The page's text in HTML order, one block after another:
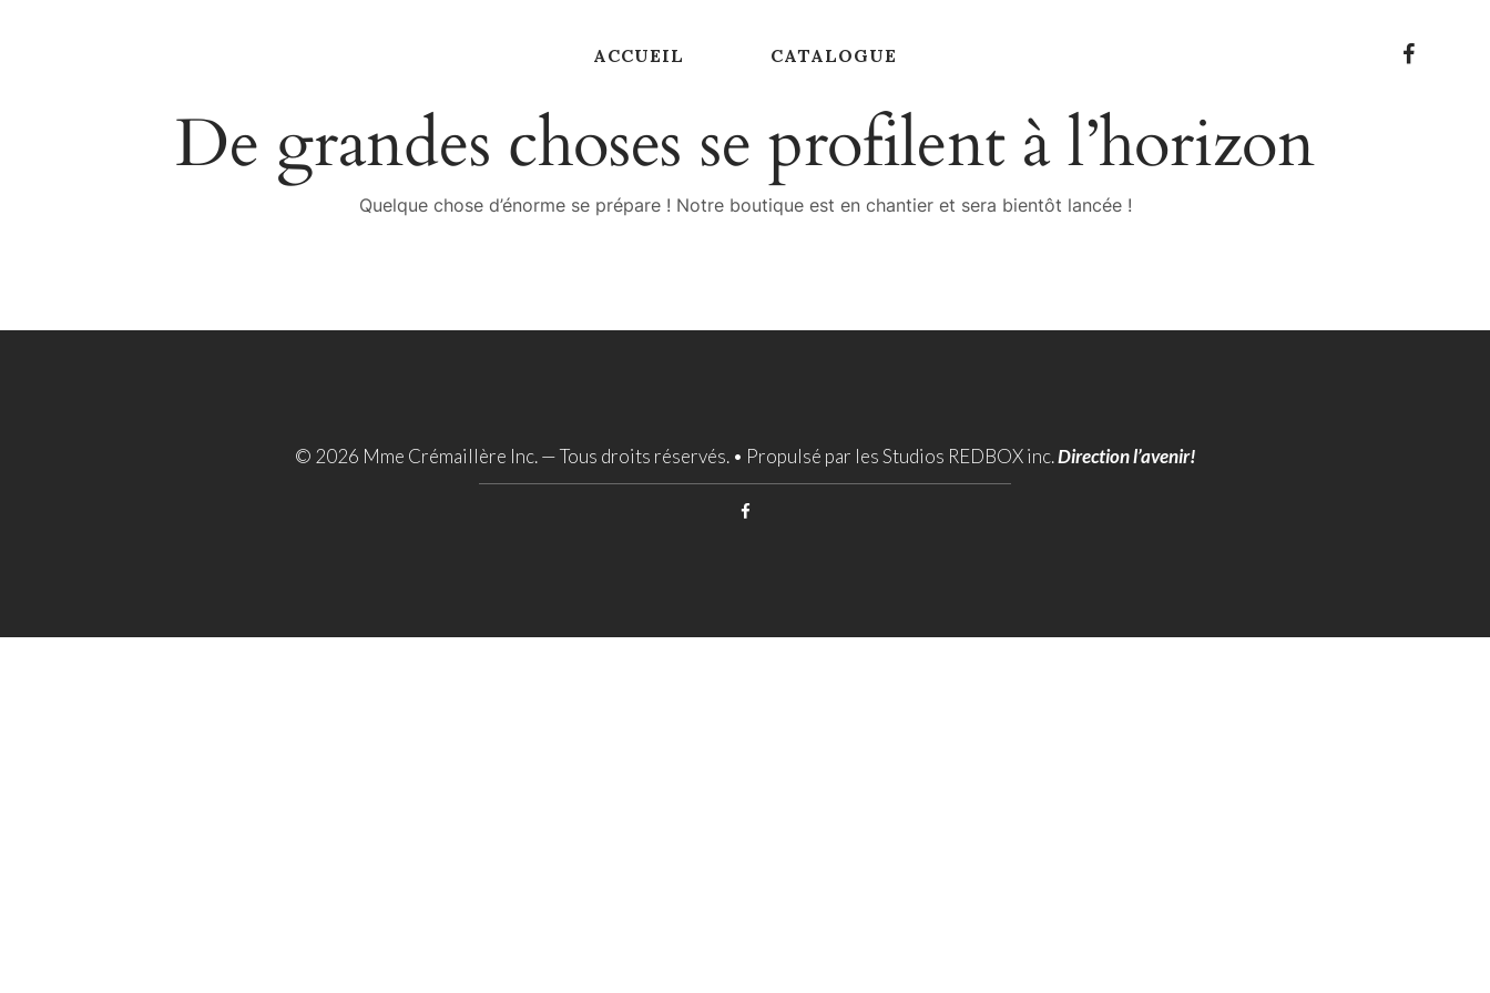
ACCUEIL CATALOGUE
De grandes choses se profilent à l’horizon
Quelque chose d’énorme se prépare ! Notre boutique est en chantier et sera bientôt lancée !
© 2026 Mme Crémaillère Inc. — Tous droits réservés. • Propulsé par les Studios REDBOX inc.Direction l’avenir!